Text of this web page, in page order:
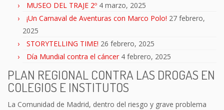
MUSEO DEL TRAJE 2º 4 marzo, 2025
¡Un Carnaval de Aventuras con Marco Polo! 27 febrero,
2025
STORYTELLING TIME! 26 febrero, 2025
Día Mundial contra el cáncer 4 febrero, 2025
PLAN REGIONAL CONTRA LAS DROGAS EN
COLEGIOS E INSTITUTOS
La Comunidad de Madrid, dentro del riesgo y grave problema